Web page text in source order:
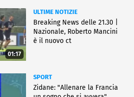
01:17
ULTIME NOTIZIE
Breaking News delle 21.30 |
Nazionale, Roberto Mancini
è il nuovo ct
SPORT
Zidane: "Allenare la Francia